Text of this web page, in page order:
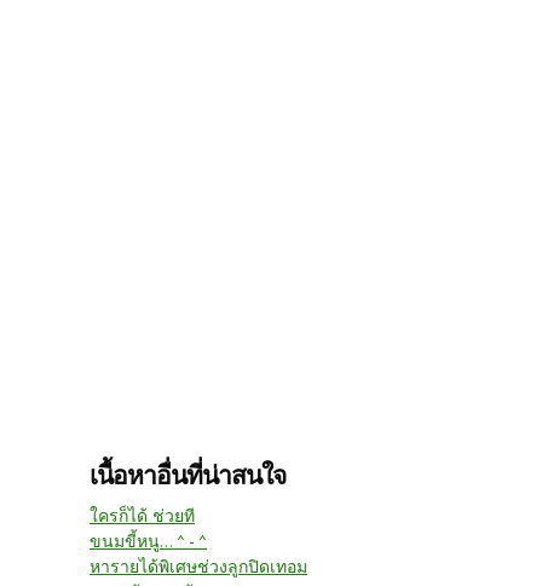
เนื้อหาอื่นที่น่าสนใจ
ใครก็ได้ ช่วยที
ขนมขี้หนู... ^ - ^
หารายได้พิเศษช่วงลูกปิดเทอม